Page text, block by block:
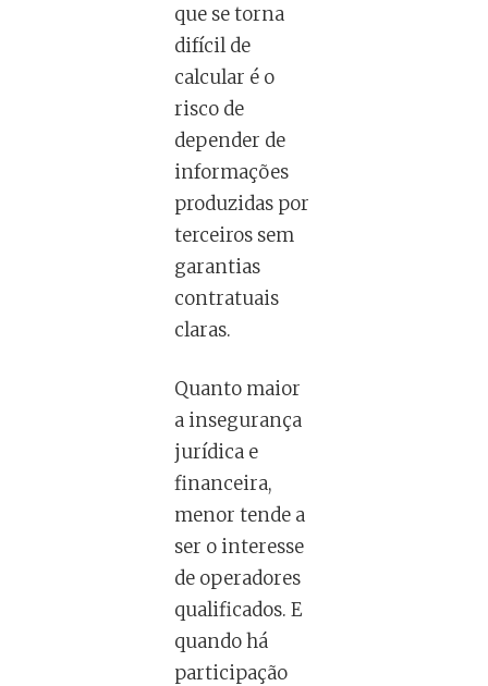
que se torna
difícil de
calcular é o
risco de
depender de
informações
produzidas por
terceiros sem
garantias
contratuais
claras.
Quanto maior
a insegurança
jurídica e
financeira,
menor tende a
ser o interesse
de operadores
qualificados. E
quando há
participação